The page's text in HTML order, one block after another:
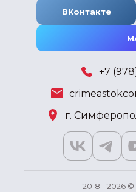
ВКонтакте
+7
г.
2018 - 2026 ©